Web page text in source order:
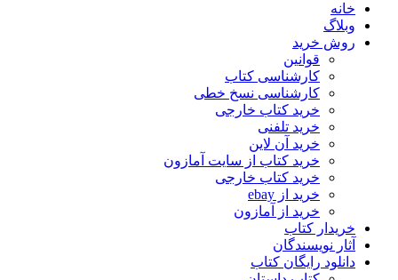
خانه
وبلاگ
روش خرید
قوانین
کارشناسی کتاب
کارشناسی نسخ خطی
خرید کتاب خارجی
خرید تلفنی
خرید آن لاین
خرید کتاب از سایت آمازون
خرید کتاب خارجی
خرید از ebay
خرید از آمازون
خریدار کتاب
آثار نویسندگان
دانلود رایگان کتاب